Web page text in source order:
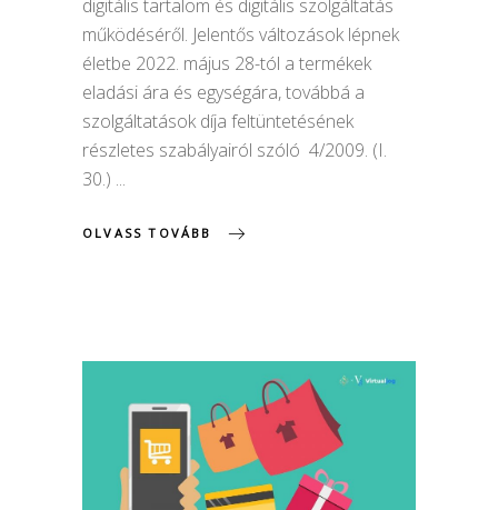
digitális tartalom és digitális szolgáltatás
működéséről. Jelentős változások lépnek
életbe 2022. május 28-tól a termékek
eladási ára és egységára, továbbá a
szolgáltatások díja feltüntetésének
részletes szabályairól szóló 4/2009. (I.
30.)
OLVASS TOVÁBB